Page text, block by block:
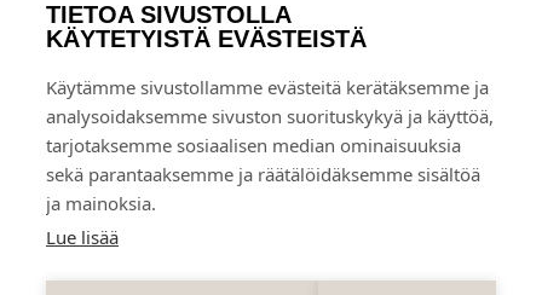
TIETOA SIVUSTOLLA
KÄYTETYISTÄ EVÄSTEISTÄ
Käytämme sivustollamme evästeitä kerätäksemme ja
analysoidaksemme sivuston suorituskykyä ja käyttöä,
tarjotaksemme sosiaalisen median ominaisuuksia
sekä parantaaksemme ja räätälöidäksemme sisältöä
ja mainoksia.
Lue lisää